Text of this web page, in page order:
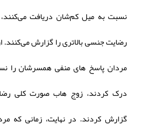
نسبت به میل کم‌شان دریافت
رضایت جنسی بالاتری را گزارش می‌کنند.
مردان پاسخ های منفی همسرشان را
درک کردند، زوج هاب صورت کلی
گزارش کردند. در نهایت، زمانی که